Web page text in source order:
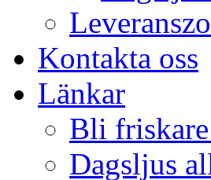
Kontakta oss
Länkar
Bli
Dagsljus